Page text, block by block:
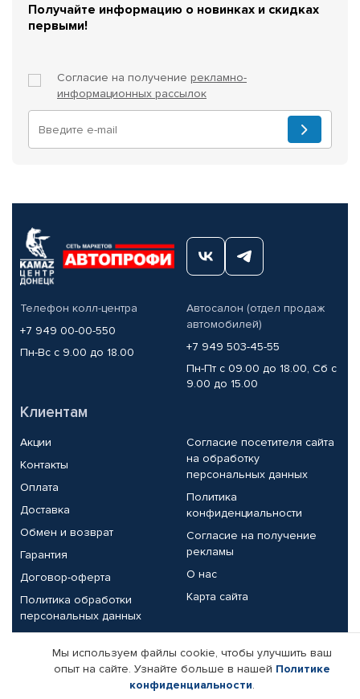
Получайте информацию о новинках и скидках
первыми!
Согласие на получение рекламно-
информационных рассылок
Телефон колл-центра
+7 949 00-00-550
Пн-Вс с 9.00 до 18.00
Автосалон (отдел продаж
автомобилей)
+7 949 503-45-55
Пн-Пт с 09.00 до 18.00, Сб с
9.00 до 15.00
Клиентам
Акции
Контакты
Оплата
Доставка
Обмен и возврат
Гарантия
Договор-оферта
Политика обработки
персональных данных
Согласие посетителя сайта
на обработку
персональных данных
Политика
конфиденциальности
Согласие на получение
рекламы
О нас
Карта сайта
Партнерам
Корпоративным клиентам
Реквизиты компании
Мы используем файлы cookie, чтобы улучшить ваш
опыт на сайте. Узнайте больше в нашей Политике
конфиденциальности.